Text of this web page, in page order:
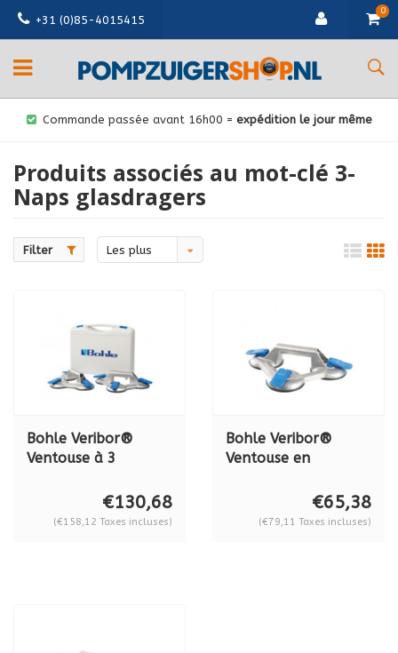
+31 (0)85-4015415
0
Commande passée avant 16h00 = expédition le jour même
Produits associés au mot-clé 3-
Naps glasdragers
Filter
Les plus
Bohle Veribor®
Ventouse à 3
en aluminium BO
S3.021, en set Série
€130,68
(€158,12 Taxes incluses)
Bohle Veribor®
Ventouse en
ventouses BO
603.021, série 2021
€65,38
(€79,11 Taxes incluses)